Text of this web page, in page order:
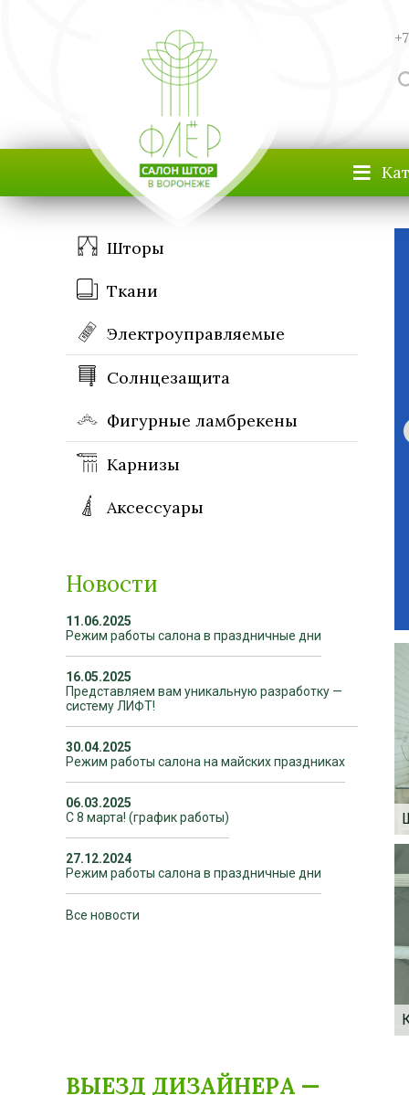
≡
Шторы
Ткани
Электроуправляемые
Солнцезащита
Фигурные ламбрекены
Карнизы
Аксессуары
Новости
11.06.2025
Режим работы салона в праздничные дни
16.05.2025
Представляем вам уникальную разработку —
систему ЛИФТ!
30.04.2025
Режим работы салона на майских праздниках
06.03.2025
С 8 марта! (график работы)
27.12.2024
Режим работы салона в праздничные дни
Все новости
ВЫЕЗД ДИЗАЙНЕРА —